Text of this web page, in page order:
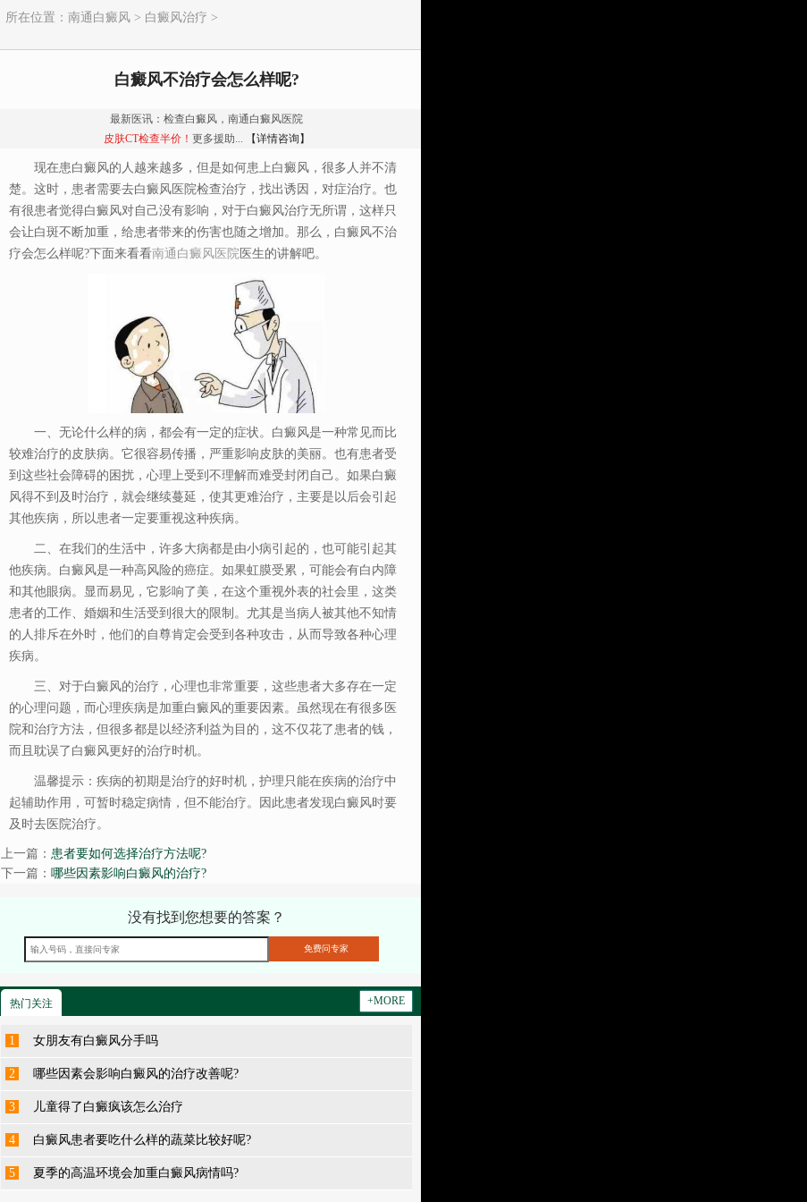
所在位置： 南通白癜风 > 白癜风治疗 >
白癜风不治疗会怎么样呢?
最新医讯：检查白癜风，南通白癜风医院
皮肤CT检查半价！ 更多援助... 【详情咨询】
现在患白癜风的人越来越多，但是如何患上白癜风，很多人并不清
楚。这时，患者需要去白癜风医院检查治疗，找出诱因，对症治疗。也
有很患者觉得白癜风对自己没有影响，对于白癜风治疗无所谓，这样只
会让白斑不断加重，给患者带来的伤害也随之增加。那么，白癜风不治
疗会怎么样呢?下面来看看南通白癜风医院 医生的讲解吧。
一、无论什么样的病，都会有一定的症状。白癜风是一种常见而比
较难治疗的皮肤病。它很容易传播，严重影响皮肤的美丽。也有患者受
到这些社会障碍的困扰，心理上受到不理解而难受封闭自己。如果白癜
风得不到及时治疗，就会继续蔓延，使其更难治疗，主要是以后会引起
其他疾病，所以患者一定要重视这种疾病。
二、在我们的生活中，许多大病都是由小病引起的，也可能引起其
他疾病。白癜风是一种高风险的癌症。如果虹膜受累，可能会有白内障
和其他眼病。显而易见，它影响了美，在这个重视外表的社会里，这类
患者的工作、婚姻和生活受到很大的限制。尤其是当病人被其他不知情
的人排斥在外时，他们的自尊肯定会受到各种攻击，从而导致各种心理
疾病。
三、对于白癜风的治疗，心理也非常重要，这些患者大多存在一定
的心理问题，而心理疾病是加重白癜风的重要因素。虽然现在有很多医
院和治疗方法，但很多都是以经济利益为目的，这不仅花了患者的钱，
而且耽误了白癜风更好的治疗时机。
温馨提示：疾病的初期是治疗的好时机，护理只能在疾病的治疗中
起辅助作用，可暂时稳定病情，但不能治疗。因此患者发现白癜风时要
及时去医院治疗。
上一篇： 患者要如何选择治疗方法呢?
下一篇： 哪些因素影响白癜风的治疗?
没有找到您想要的答案？
热门关注 +MORE
1 女朋友有白癜风分手吗
2 哪些因素会影响白癜风的治疗改善呢?
3 儿童得了白癜疯该怎么治疗
4 白癜风患者要吃什么样的蔬菜比较好呢?
5 夏季的高温环境会加重白癜风病情吗?